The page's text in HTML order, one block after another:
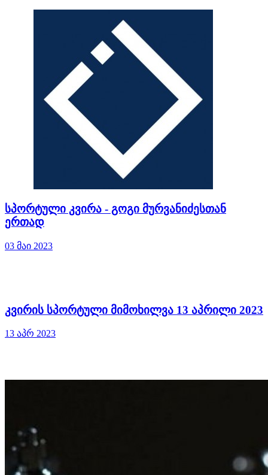
სპორტული კვირა - გოგი მურვანიძესთან
ერთად
03 მაი 2023
კვირის სპორტული მიმოხილვა 13 აპრილი 2023
13 აპრ 2023